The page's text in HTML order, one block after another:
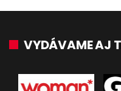
VYDÁVAME AJ